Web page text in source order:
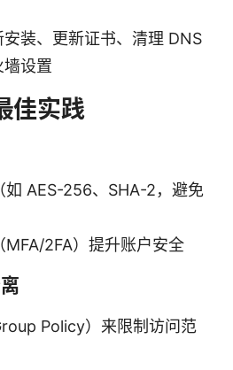
装、更新证书、清理 DNS
设置
佳实践
如 AES-256、SHA-2，避免
MFA/2FA）提升账户安全
Policy）来限制访问范